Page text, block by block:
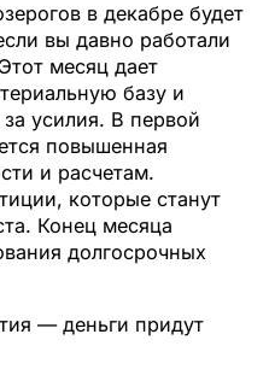
в декабре будет
вы давно работали
месяц дает
базу и
усилия. В первой
повышенная
и расчетам.
которые станут
Конец месяца
долгосрочных
— деньги придут